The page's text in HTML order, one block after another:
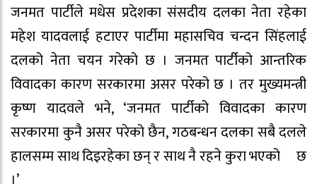
जनमत पार्टीले मधेस प्रदेशका संसदीय दलका नेता रहेका
महेश यादवलाई हटाएर पार्टीमा महासचिव चन्दन सिंहलाई
दलको नेता चयन गरेको छ । जनमत पार्टीको आन्तरिक
विवादका कारण सरकारमा असर परेको छ । तर मुख्यमन्त्री
कृष्ण यादवले भने, ‘जनमत पार्टीको विवादका कारण
सरकारमा कुनै असर परेको छैन, गठबन्धन दलका सबै दलले
हालसम्म साथ दिइरहेका छन् र साथ नै रहने कुरा भएको छ